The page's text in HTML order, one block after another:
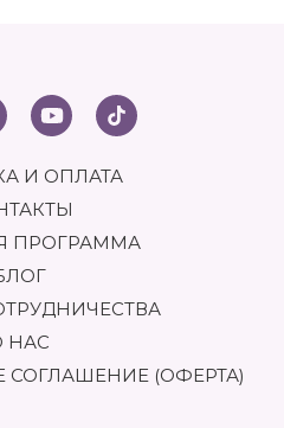
И ОПЛАТА
ПРОГРАММА
НАС
СОГЛАШЕНИЕ (ОФЕРТА)